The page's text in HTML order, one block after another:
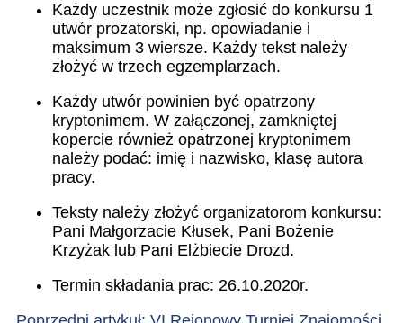
Każdy uczestnik może zgłosić do konkursu 1
utwór prozatorski, np. opowiadanie i
maksimum 3 wiersze. Każdy tekst należy
złożyć w trzech egzemplarzach.
Każdy utwór powinien być opatrzony
kryptonimem. W załączonej, zamkniętej
kopercie również opatrzonej kryptonimem
należy podać: imię i nazwisko, klasę autora
pracy.
Teksty należy złożyć organizatorom konkursu:
Pani Małgorzacie Kłusek, Pani Bożenie
Krzyżak lub Pani Elżbiecie Drozd.
Termin składania prac: 26.10.2020r.